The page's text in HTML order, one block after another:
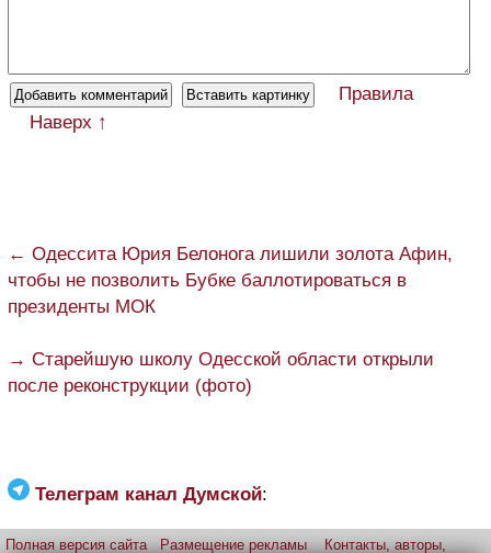
Правила
Наверх ↑
← Одессита Юрия Белонога лишили золота Афин,
чтобы не позволить Бубке баллотироваться в
президенты МОК
→ Старейшую школу Одесской области открыли
после реконструкции (фото)
Телеграм канал Думской:
Полная версия сайта Размещение рекламы Контакты, авторы,